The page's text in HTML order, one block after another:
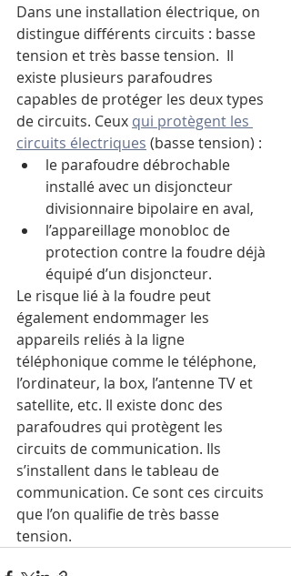
Dans une installation électrique, on
distingue différents circuits : basse
tension et très basse tension.  Il
existe plusieurs parafoudres
capables de protéger les deux types
de circuits. Ceux qui protègent les
circuits électriques (basse tension) :
le parafoudre débrochable
installé avec un disjoncteur
divisionnaire bipolaire en aval,
l’appareillage monobloc de
protection contre la foudre déjà
équipé d’un disjoncteur.
Le risque lié à la foudre peut
également endommager les
appareils reliés à la ligne
téléphonique comme le téléphone,
l’ordinateur, la box, l’antenne TV et
satellite, etc. Il existe donc des
parafoudres qui protègent les
circuits de communication. Ils
s’installent dans le tableau de
communication. Ce sont ces circuits
que l’on qualifie de très basse
tension.